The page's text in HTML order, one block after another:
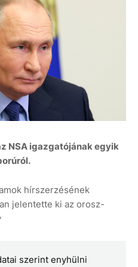
NSA igazgatójának egyik
hírszerzésének
jelentette ki az orosz-
szerint enyhülni